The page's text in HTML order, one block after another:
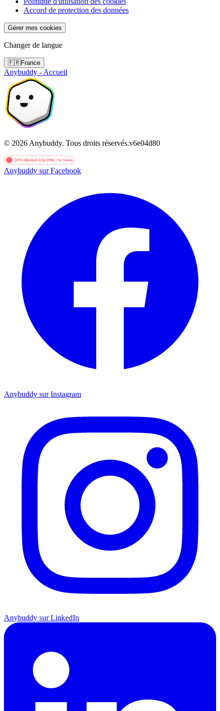
Accord de protection des données
Gérer mes cookies
Changer de langue
🇫🇷France
Anybuddy - Accueil
© 2026 Anybuddy. Tous droits réservés.v6e04d80
Anybuddy sur Facebook
Anybuddy sur Instagram
Anybuddy sur LinkedIn